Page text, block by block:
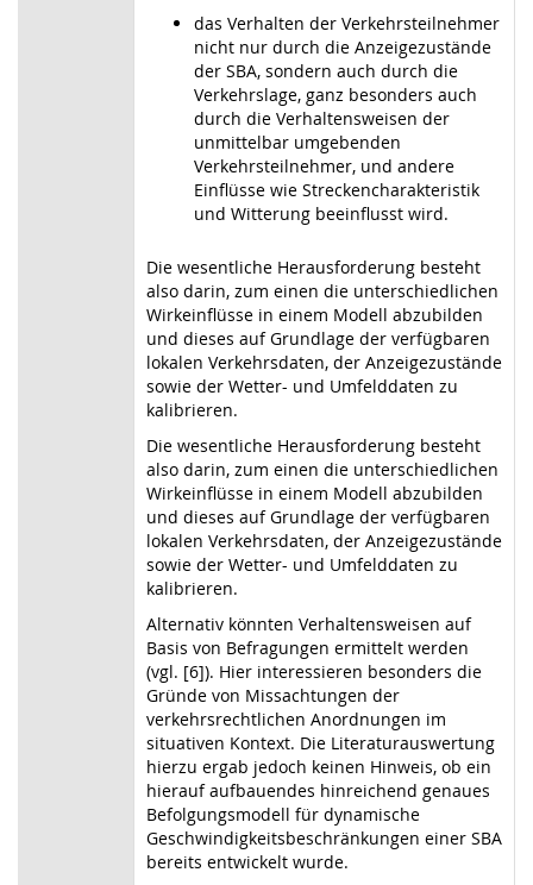
das Verhalten der Verkehrsteilnehmer
nicht nur durch die Anzeigezustände
der SBA, sondern auch durch die
Verkehrslage, ganz besonders auch
durch die Verhaltensweisen der
unmittelbar umgebenden
Verkehrsteilnehmer, und andere
Einflüsse wie Streckencharakteristik
und Witterung beeinflusst wird.
Die wesentliche Herausforderung besteht
also darin, zum einen die unterschiedlichen
Wirkeinflüsse in einem Modell abzubilden
und dieses auf Grundlage der verfügbaren
lokalen Verkehrsdaten, der Anzeigezustände
sowie der Wetter- und Umfelddaten zu
kalibrieren.
Die wesentliche Herausforderung besteht
also darin, zum einen die unterschiedlichen
Wirkeinflüsse in einem Modell abzubilden
und dieses auf Grundlage der verfügbaren
lokalen Verkehrsdaten, der Anzeigezustände
sowie der Wetter- und Umfelddaten zu
kalibrieren.
Alternativ könnten Verhaltensweisen auf
Basis von Befragungen ermittelt werden
(vgl. [6]). Hier interessieren besonders die
Gründe von Missachtungen der
verkehrsrechtlichen Anordnungen im
situativen Kontext. Die Literaturauswertung
hierzu ergab jedoch keinen Hinweis, ob ein
hierauf aufbauendes hinreichend genaues
Befolgungsmodell für dynamische
Geschwindigkeitsbeschränkungen einer SBA
bereits entwickelt wurde.